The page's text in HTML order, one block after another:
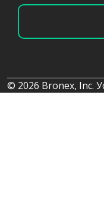
© 2026 Bronex, Inc.